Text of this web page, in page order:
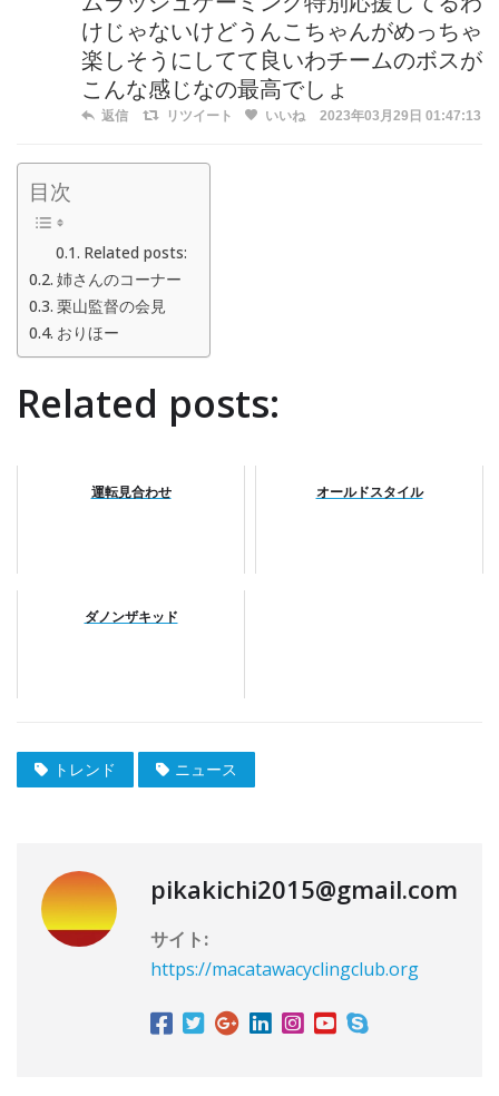
けじゃないけどうんこちゃんがめっちゃ
楽しそうにしてて良いわチームのボスが
こんな感じなの最高でしょ
返信 リツイート いいね 2023年03月29日 01:47:13
目次
Related posts:
姉さんのコーナー
栗山監督の会見
おりほー
Related posts:
運転見合わせ オールドスタイル
ダノンザキッド
トレンド ニュース
pikakichi2015@gmail.com
サイト:
https://macatawacyclingclub.org